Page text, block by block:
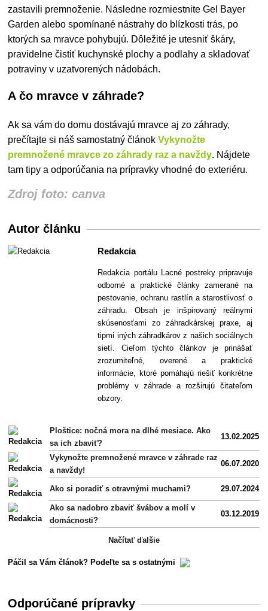
zastavili premnoženie. Následne rozmiestnite Gel Bayer
Garden alebo spomínané nástrahy do blízkosti trás, po
ktorých sa mravce pohybujú. Dôležité je utesniť škáry,
pravidelne čistiť kuchynské plochy a podlahy a skladovať
potraviny v uzatvorených nádobách.
A čo mravce v záhrade?
Ak sa vám do domu dostávajú mravce aj zo záhrady,
prečítajte si náš samostatný článokVykynožte
premnožené mravce zo záhrady raz a navždy. Nájdete
tam tipy a odporúčania na prípravky vhodné do exteriéru.
Zdroj foto: canva
Autor článku
Redakcia
Redakcia portálu Lacné postreky pripravuje
odborné a praktické články zamerané na
pestovanie, ochranu rastlín a starostlivosť o
záhradu. Obsah je inšpirovaný reálnymi
skúsenosťami zo záhradkárskej praxe, aj
tipmi iných záhradkárov z našich sociálnych
sietí. Cieľom týchto článkov je prinášať
zrozumiteľné, overené a praktické
informácie, ktoré pomáhajú riešiť konkrétne
problémy v záhrade a rozširujú čitateľom
obzory.
Ploštice: nočná mora na dlhé mesiace. Ako
sa ich zbaviť?
13.02.2025
Vykynožte premnožené mravce v záhrade raz
a navždy!
06.07.2020
Ako si poradiť s otravnými muchami? 29.07.2024
Ako sa nadobro zbaviť švábov a molí v
domácnosti?
03.12.2019
Načítať ďalšie
Páčil sa Vám článok? Podeľte sa s ostatnými
Odporúčané prípravky